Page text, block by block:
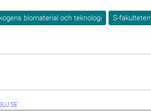
biomaterial och teknologi
S-fakulteten